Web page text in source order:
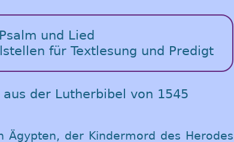
und Lied
für Textlesung und Predigt
aus der Lutherbibel von 1545
Ägypten, der Kindermord des Herodes